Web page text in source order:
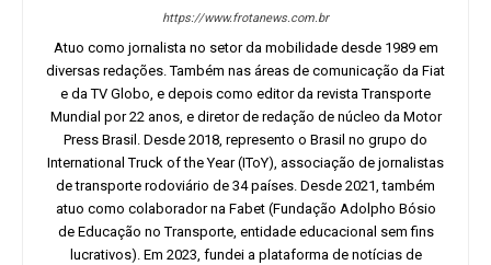
https://www.frotanews.com.br
Atuo como jornalista no setor da mobilidade desde 1989 em
diversas redações. Também nas áreas de comunicação da Fiat
e da TV Globo, e depois como editor da revista Transporte
Mundial por 22 anos, e diretor de redação de núcleo da Motor
Press Brasil. Desde 2018, represento o Brasil no grupo do
International Truck of the Year (IToY), associação de jornalistas
de transporte rodoviário de 34 países. Desde 2021, também
atuo como colaborador na Fabet (Fundação Adolpho Bósio
de Educação no Transporte, entidade educacional sem fins
lucrativos). Em 2023, fundei a plataforma de notícias de